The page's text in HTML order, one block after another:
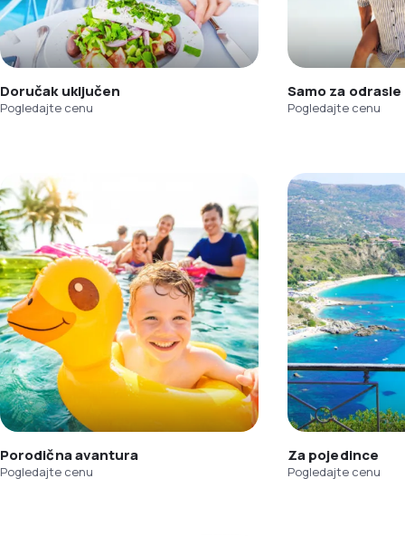
Doručak uključen
Pogledajte cenu
Samo za odrasle
Pogledajte cenu
Porodična avantura
Pogledajte cenu
Za pojedince
Pogledajte cenu